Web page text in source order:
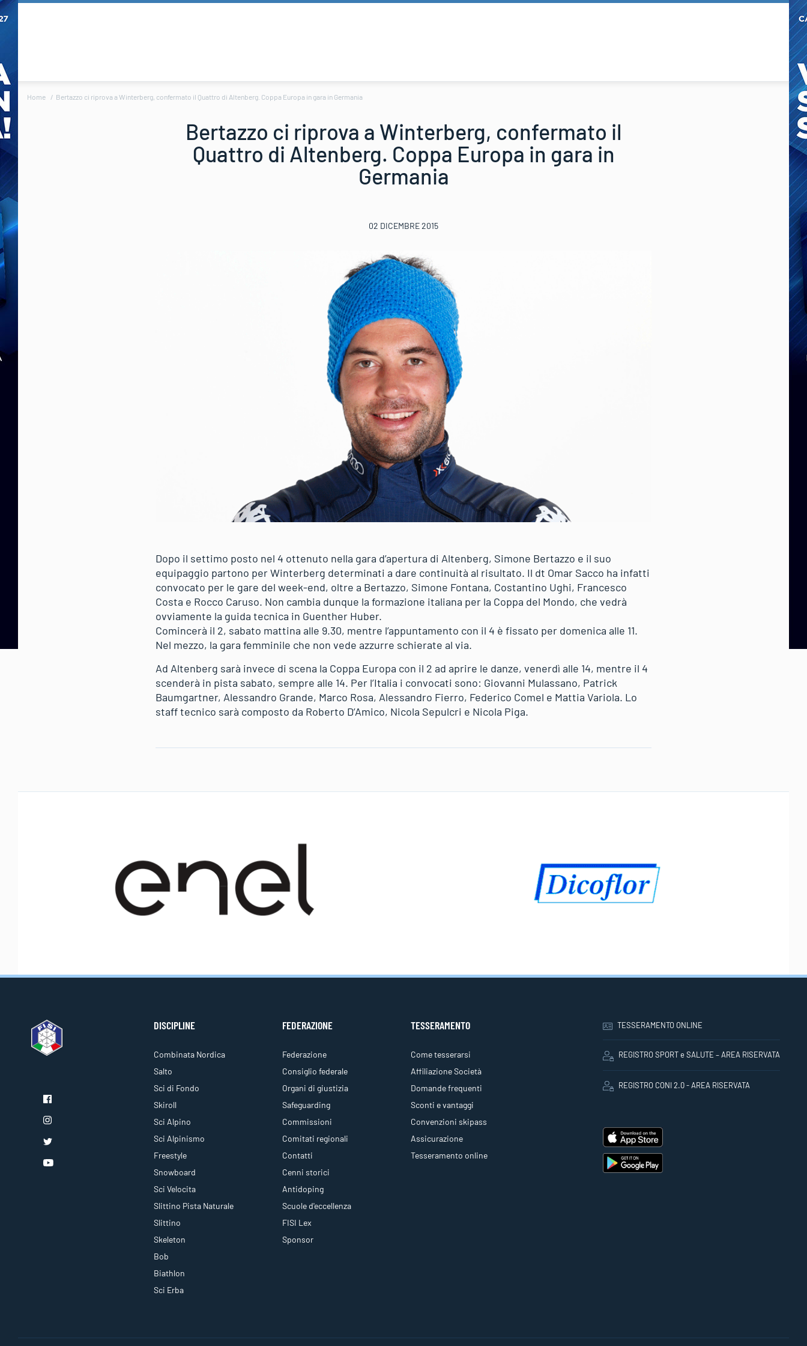
Home Bertazzo ci riprova a Winterberg, confermato il Quattro di Altenberg. Coppa Europa in gara in Germania
Bertazzo ci riprova a Winterberg, confermato il
Quattro di Altenberg. Coppa Europa in gara in
Germania
02 DICEMBRE 2015
Dopo il settimo posto nel 4 ottenuto nella gara d’apertura di Altenberg, Simone Bertazzo e il suo
equipaggio partono per Winterberg determinati a dare continuità al risultato. Il dt Omar Sacco ha infatti
convocato per le gare del week-end, oltre a Bertazzo, Simone Fontana, Costantino Ughi, Francesco
Costa e Rocco Caruso. Non cambia dunque la formazione italiana per la Coppa del Mondo, che vedrà
ovviamente la guida tecnica in Guenther Huber.
Comincerà il 2, sabato mattina alle 9.30, mentre l’appuntamento con il 4 è fissato per domenica alle 11.
Nel mezzo, la gara femminile che non vede azzurre schierate al via.
Ad Altenberg sarà invece di scena la Coppa Europa con il 2 ad aprire le danze, venerdì alle 14, mentre il 4
scenderà in pista sabato, sempre alle 14. Per l’Italia i convocati sono: Giovanni Mulassano, Patrick
Baumgartner, Alessandro Grande, Marco Rosa, Alessandro Fierro, Federico Comel e Mattia Variola. Lo
staff tecnico sarà composto da Roberto D’Amico, Nicola Sepulcri e Nicola Piga.
DISCIPLINE
Combinata Nordica
Salto
Sci di Fondo
Skiroll
Sci Alpino
Sci Alpinismo
Freestyle
Snowboard
Sci Velocita
Slittino Pista Naturale
Slittino
Skeleton
Bob
Biathlon
Sci Erba
FEDERAZIONE
Federazione
Consiglio federale
Organi di giustizia
Safeguarding
Commissioni
Comitati regionali
Contatti
Cenni storici
Antidoping
Scuole d'eccellenza
FISI Lex
Sponsor
TESSERAMENTO
Come tesserarsi
Affiliazione Società
Domande frequenti
Sconti e vantaggi
Convenzioni skipass
Assicurazione
Tesseramento online
TESSERAMENTO ONLINE
REGISTRO SPORT e SALUTE – AREA RISERVATA
REGISTRO CONI 2.0 - AREA RISERVATA